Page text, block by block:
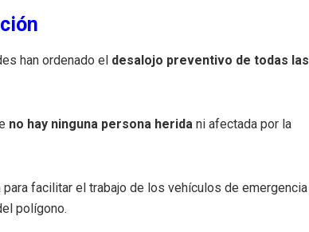
han ordenado el desalojo preventivo de todas las
no hay ninguna persona herida ni afectada por la
para facilitar el trabajo de los vehículos de emergencia
polígono.